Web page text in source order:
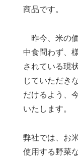
商品です。
昨今、米の
中食問わず、
されている現
じていただき
だけるよう、
いたします。
弊社では、お
使用する野菜